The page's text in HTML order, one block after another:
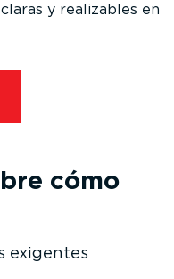
y realizables en
cómo
exigentes